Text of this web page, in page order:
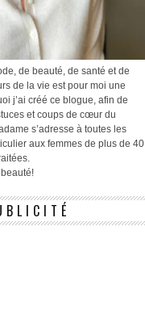
de beauté, de santé et de
de la vie est pour moi une
j’ai créé ce blogue, afin de
et coups de cœur du
s’adresse à toutes les
aux femmes de plus de 40